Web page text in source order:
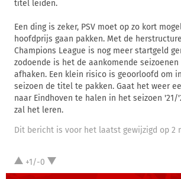
titel leiden.
Een ding is zeker, PSV moet op zo kort
hoofdprijs gaan pakken. Met de
Champions League is nog meer startgeld
zodoende is het de aankomende
afhaken. Een klein risico is geoorloofd om
seizoen de titel te pakken. Gaat het weer
naar Eindhoven te halen in het seizoen '21/
zal het leren.
Dit bericht is voor het laatst gewijzigd op 2
+1/-0